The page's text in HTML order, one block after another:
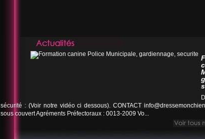
sécurité : (Voir notre vidéo ci dessous). CONTACT
sous couvert Agréments Préfectoraux : 0013-2009 Vo...